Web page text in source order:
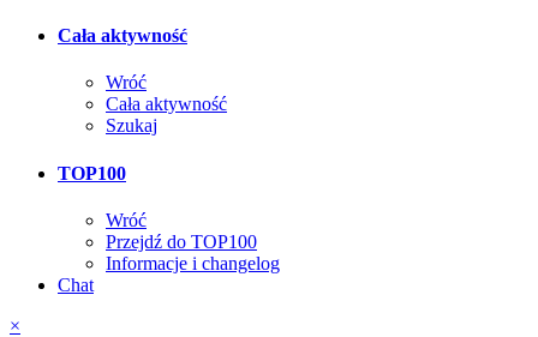
Cała aktywność
Wróć
Cała aktywność
Szukaj
TOP100
Wróć
Przejdź do TOP100
Informacje i changelog
Chat
×